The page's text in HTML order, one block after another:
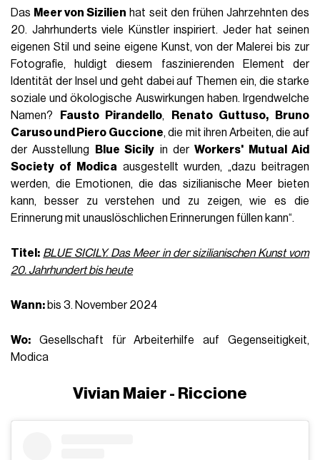
Das Meer von Sizilien hat seit den frühen Jahrzehnten des
20. Jahrhunderts viele Künstler inspiriert. Jeder hat seinen
eigenen Stil und seine eigene Kunst, von der Malerei bis zur
Fotografie, huldigt diesem faszinierenden Element der
Identität der Insel und geht dabei auf Themen ein, die starke
soziale und ökologische Auswirkungen haben. Irgendwelche
Namen?
Fausto Pirandello, Renato Guttuso,
Bruno
Carusound Piero Guccione, die mit ihren Arbeiten, die auf
der Ausstellung
Blue Sicily in derWorkers' Mutual Aid
Society of Modica ausgestellt wurden, „dazu beitragen
werden, die Emotionen, die das sizilianische Meer bieten
kann, besser zu verstehen und zu zeigen, wie es die
Erinnerung mit unauslöschlichen Erinnerungen füllen kann“.
Titel: BLUE SICILY. Das Meer in der sizilianischen Kunst vom
20. Jahrhundert bis heute
Wann: bis 3. November 2024
Wo: Gesellschaft für Arbeiterhilfe auf Gegenseitigkeit,
Modica
Vivian Maier - Riccione